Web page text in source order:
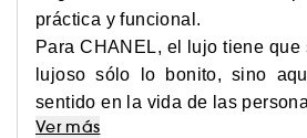
práctica y funcional.
Para CHANEL, el lujo tiene que
lujoso sólo lo bonito, sino
sentido en la vida de las
Ver más